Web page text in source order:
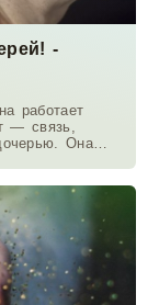
-
работает
— связь,
Она